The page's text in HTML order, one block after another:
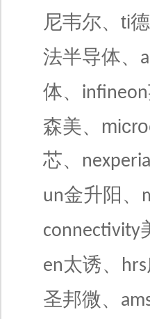
尼韦尔、ti
法半导体、
体、
infineon
森美、
芯、
nexperia
un金升阳、
connectivity
en太诱、 hrs
圣邦微、